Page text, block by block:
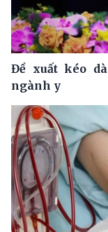
Đề xuất kéo
ngành y